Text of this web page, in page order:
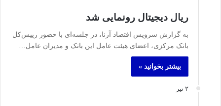
ریال دیجیتال رونمایی شد
به گزارش سرویس اقتصاد آرنا، در جلسه‌ای با حضور رییس‌کل
بانک مرکزی، اعضای هیئت عامل این بانک و مدیران عامل…
بیشتر بخوانید »
۲ تیر